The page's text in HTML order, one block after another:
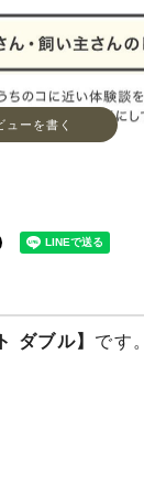
ューを書く
ダブル】 です